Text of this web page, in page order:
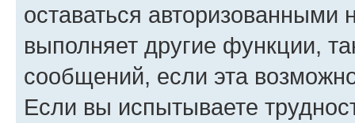
оставаться авторизованными
выполняет другие функции,
сообщений, если эта
Если вы испытываете